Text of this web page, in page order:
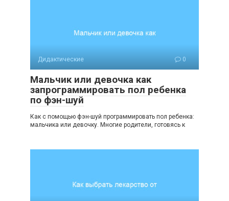
Дидактические 0
Мальчик или девочка как
запрограммировать пол ребенка
по фэн-шуй
Как с помощью фэн-шуй программировать пол ребенка:
мальчика или девочку. Многие родители, готовясь к